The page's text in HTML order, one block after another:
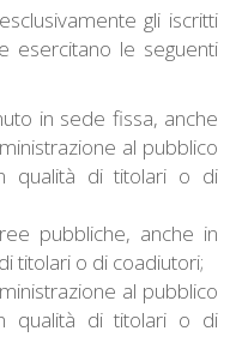
gli iscritti
esercitano le seguenti
in sede fissa, anche
al pubblico
qualità di titolari o di
pubbliche, anche in
titolari o di coadiutori;
al pubblico
qualità di titolari o di